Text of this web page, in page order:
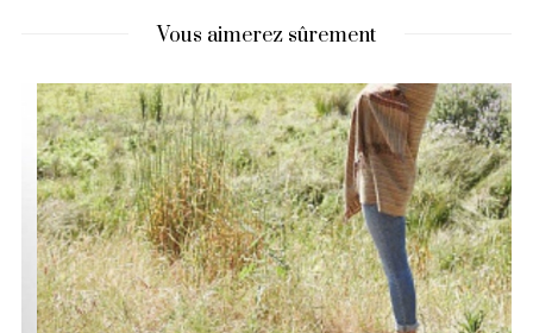
Vous aimerez sûrement